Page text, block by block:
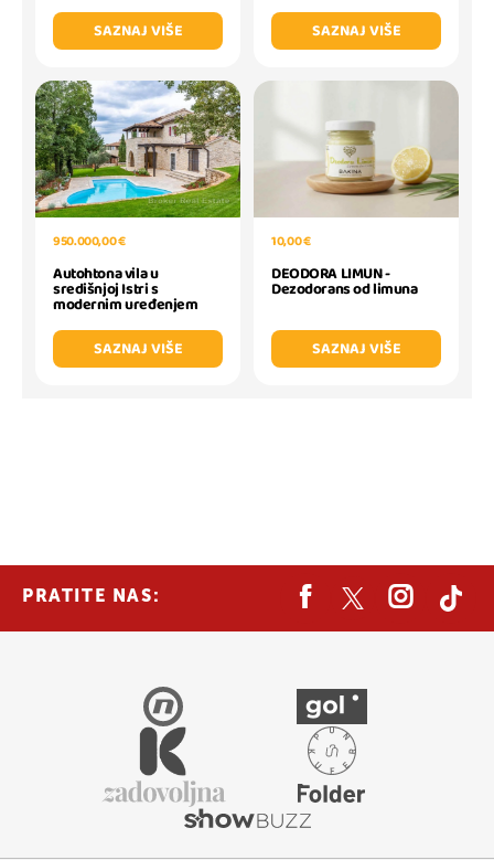
SAZNAJ VIŠE
SAZNAJ VIŠE
950.000,00 €
Autohtona vila u
središnjoj Istri s
modernim uređenjem
SAZNAJ VIŠE
10,00 €
DEODORA LIMUN -
Dezodorans od limuna
SAZNAJ VIŠE
PRATITE NAS: